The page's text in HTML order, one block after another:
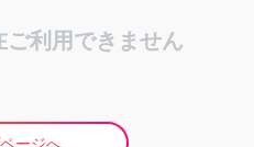
利用できません